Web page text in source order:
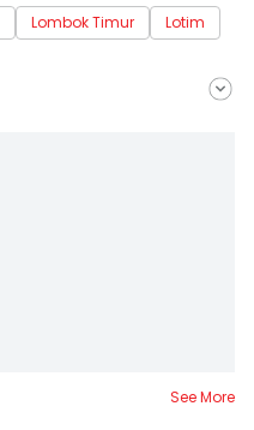
Lombok Timur Lotim
See More